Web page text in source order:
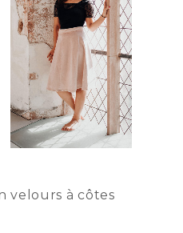
velours à côtes